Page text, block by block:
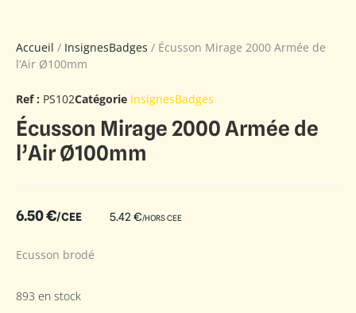
Accueil / InsignesBadges / Écusson Mirage 2000 Armée de
l’Air Ø100mm
Ref : PS102Catégorie InsignesBadges
Écusson Mirage 2000 Armée de
l’Air Ø100mm
6.50€/CEE 5.42 €/HORS CEE
Ecusson brodé
893 en stock